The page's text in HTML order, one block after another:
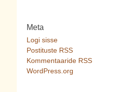
Meta
Logi sisse
Postituste RSS
Kommentaaride RSS
WordPress.org